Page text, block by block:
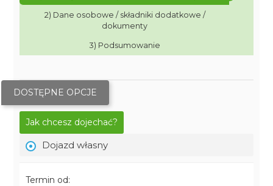
2) Dane osobowe / składniki dodatkowe /
dokumenty
3) Podsumowanie
DOSTĘPNE OPCJE
Jak chcesz dojechać?
Dojazd własny
Termin od: